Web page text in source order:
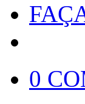
0